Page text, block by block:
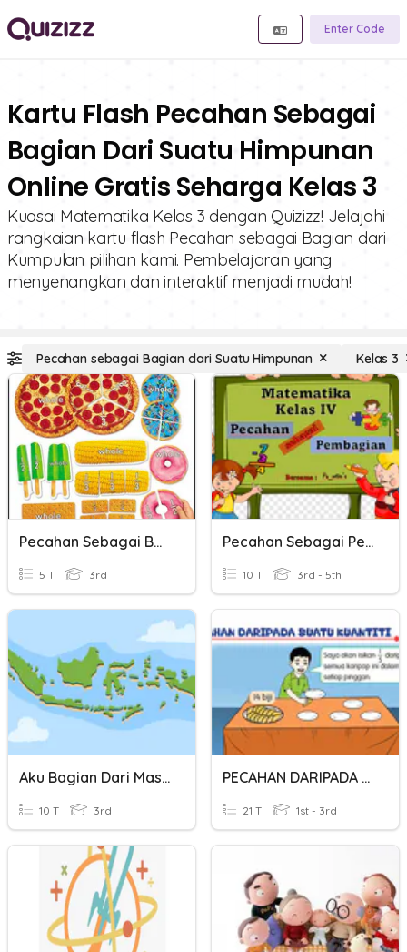
Enter Code
Kartu Flash Pecahan Sebagai
Bagian Dari Suatu Himpunan
Online Gratis Seharga Kelas 3
Kuasai Matematika Kelas 3 dengan Quizizz! Jelajahi
rangkaian kartu flash Pecahan sebagai Bagian dari
Kumpulan pilihan kami. Pembelajaran yang
menyenangkan dan interaktif menjadi mudah!
Pecahan sebagai Bagian dari Suatu Himpunan Kelas 3
Pecahan Sebagai Bagian Dari Kesatuan
5 T 3rd
Pecahan Sebagai Pembagian
10 T 3rd - 5th
Aku Bagian Dari Masyarakat
10 T 3rd
PECAHAN DARIPADA SUATU KUANTITI TAHUN 4
21 T 1st - 3rd